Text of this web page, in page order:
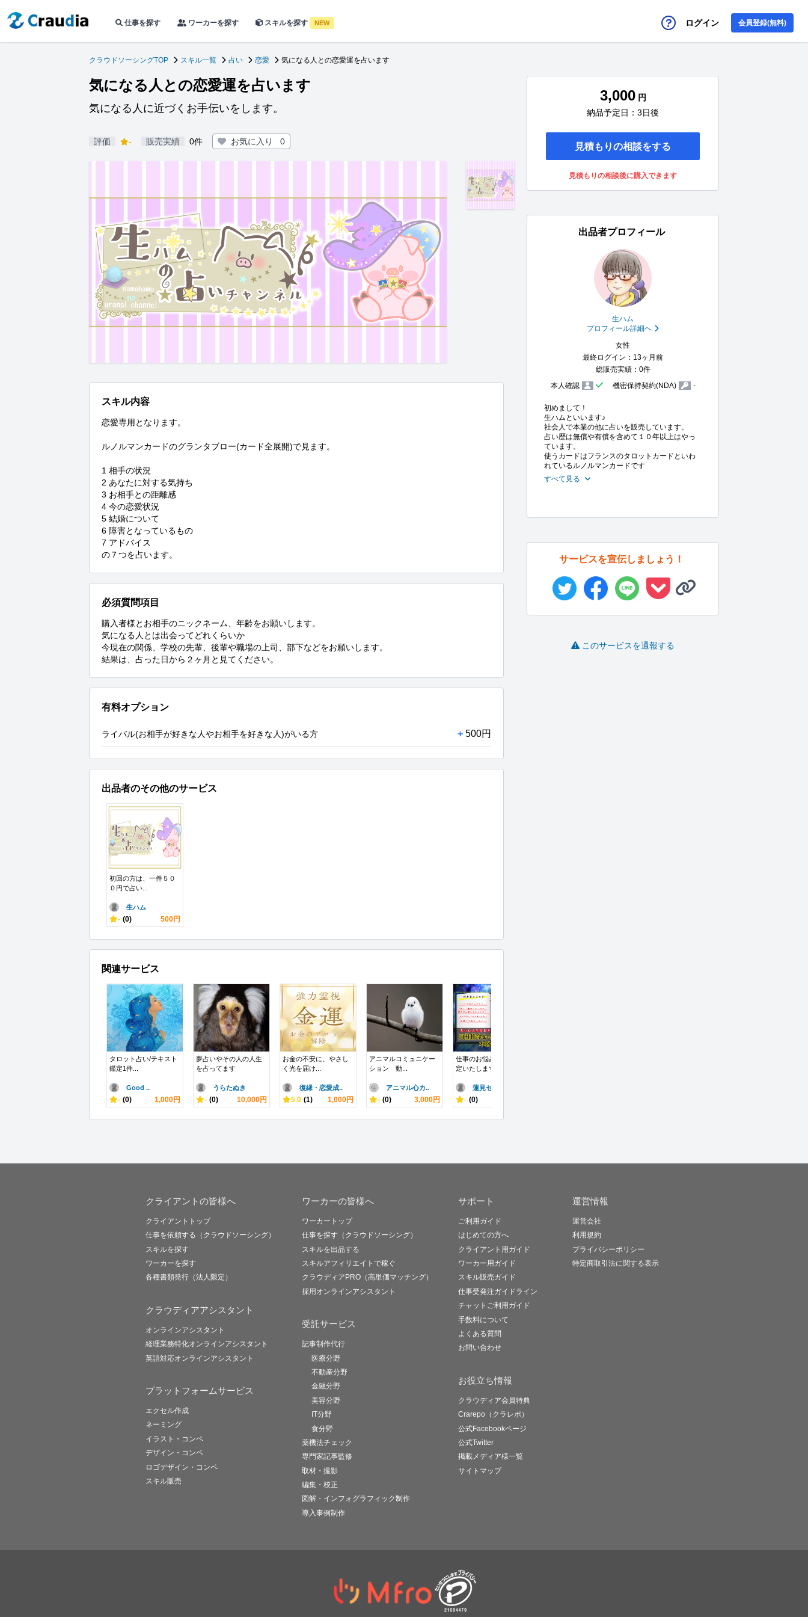
仕事を探す ワーカーを探す スキルを探す NEW ログイン 会員登録(無料)
クラウドソーシングTOP スキル一覧 占い 恋愛 気になる人との恋愛運を占います
気になる人との恋愛運を占います
気になる人に近づくお手伝いをします。
評価 - 販売実績 0件 お気に入り 0
スキル内容
恋愛専用となります。
ルノルマンカードのグランタブロー(カード全展開)で見ます。
1 相手の状況
2 あなたに対する気持ち
3 お相手との距離感
4 今の恋愛状況
5 結婚について
6 障害となっているもの
7 アドバイス
の７つを占います。
必須質問項目
購入者様とお相手のニックネーム、年齢をお願いします。
気になる人とは出会ってどれくらいか
今現在の関係、学校の先輩、後輩や職場の上司、部下などをお願いします。
結果は、占った日から２ヶ月と見てください。
有料オプション
ライバル(お相手が好きな人やお相手を好きな人)がいる方 + 500円
出品者のその他のサービス
初回の方は、一件５０
０円で占い...
生ハム
- (0) 500円
関連サービス
タロット占い/テキスト
鑑定1件...
Good ..
- (0) 1,000円
夢占いやその人の人生
を占ってます
うらたぬき
- (0) 10,000円
お金の不安に、やさし
く光を届け...
復縁・恋愛成..
5.0 (1) 1,000円
アニマルコミュニケー
ション 動...
アニマル心カ..
- (0) 3,000円
仕事のお悩み、本格鑑
定いたします
蓮見セイ
- (0)
3,000 円
納品予定日：3日後
見積もりの相談をする
見積もりの相談後に購入できます
出品者プロフィール
生ハム
プロフィール詳細へ
女性
最終ログイン：13ヶ月前
総販売実績：0件
本人確認
機密保持契約(NDA) -
初めまして！
生ハムといいます♪
社会人で本業の他に占いを販売しています。
占い歴は無償や有償を含めて１０年以上はやっ
ています。
使うカードはフランスのタロットカードといわ
れているルノルマンカードです
すべて見る
サービスを宣伝しましょう！
このサービスを通報する
クライアントの皆様へ
クライアントトップ
仕事を依頼する（クラウドソーシング）
スキルを探す
ワーカーを探す
各種書類発行（法人限定）
クラウディアアシスタント
オンラインアシスタント
経理業務特化オンラインアシスタント
英語対応オンラインアシスタント
プラットフォームサービス
エクセル作成
ネーミング
イラスト・コンペ
デザイン・コンペ
ロゴデザイン・コンペ
スキル販売
ワーカーの皆様へ
ワーカートップ
仕事を探す（クラウドソーシング）
スキルを出品する
スキルアフィリエイトで稼ぐ
クラウディアPRO（高単価マッチング）
採用オンラインアシスタント
受託サービス
記事制作代行
医療分野
不動産分野
金融分野
美容分野
IT分野
食分野
薬機法チェック
専門家記事監修
取材・撮影
編集・校正
図解・インフォグラフィック制作
導入事例制作
サポート
ご利用ガイド
はじめての方へ
クライアント用ガイド
ワーカー用ガイド
スキル販売ガイド
仕事受発注ガイドライン
チャットご利用ガイド
手数料について
よくある質問
お問い合わせ
お役立ち情報
クラウディア会員特典
Crarepo（クラレポ）
公式Facebookページ
公式Twitter
掲載メディア様一覧
サイトマップ
運営情報
運営会社
利用規約
プライバシーポリシー
特定商取引法に関する表示